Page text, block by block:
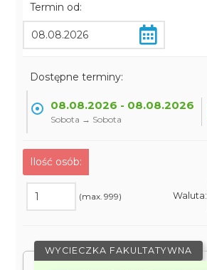
Termin od:
Dostępne terminy:
08.08.2026 - 08.08.2026
Sobota → Sobota
Ilość osób:
(max. 999) Waluta:
WYCIECZKA FAKULTATYWNA